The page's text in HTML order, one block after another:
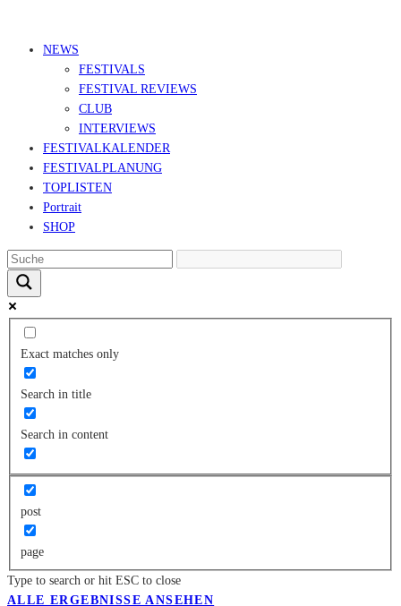
NEWS
FESTIVALS
FESTIVAL REVIEWS
CLUB
INTERVIEWS
FESTIVALKALENDER
FESTIVALPLANUNG
TOPLISTEN
Portrait
SHOP
Exact matches only
Search in title
Search in content
post
page
Type to search or hit ESC to close
ALLE ERGEBNISSE ANSEHEN